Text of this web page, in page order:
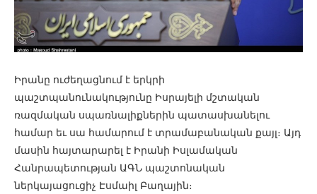
Իրանը ուժեղացնում է երկրի
պաշտպանունակությունը Իսրայելի մշտական
ռազմական սպառնալիքներին պատասխանելու
համար եւ սա համարում է տրամաբանական քայլ։ Այդ
մասին հայտարարել է Իրանի Իսլամական
Հանրապետության ԱԳՆ պաշտոնական
ներկայացուցիչ Էսմաիլ Բաղային։